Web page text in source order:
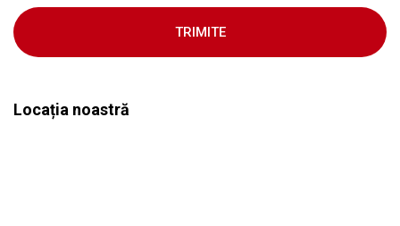
TRIMITE
Locația noastră